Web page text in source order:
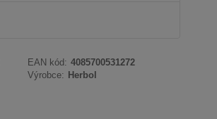
EAN kód: 4085700531272
Výrobce: Herbol